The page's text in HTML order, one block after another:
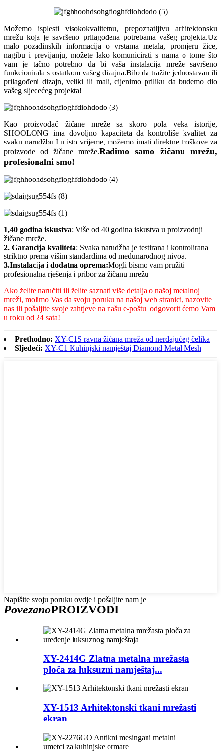
Možemo isplesti visokokvalitetnu, prepoznatljivu arhitektonsku
mrežu koja je savršeno prilagođena potrebama vašeg projekta.Uz
malo pozadinskih informacija o vrstama metala, promjeru žice,
nagibu i previjanju, možete lako komunicirati s nama o tome što
vam je tačno potrebno da bi vaša instalacija mreže savršeno
funkcionirala s ostatkom vašeg dizajna.Bilo da tražite jednostavan ili
prilagođeni dizajn, veliki ili mali, cijenimo priliku da budemo dio
vašeg sljedećeg projekta!
Kao proizvođač žičane mreže sa skoro pola veka istorije,
SHOOLONG ima dovoljno kapaciteta da kontroliše kvalitet za
svaku narudžbu.I u isto vrijeme, možemo imati direktne troškove za
proizvode od žičane mreže.Radimo samo žičanu mrežu,
profesionalni smo!
1,40 godina iskustva: Više od 40 godina iskustva u proizvodnji
žičane mreže.
2. Garancija kvaliteta: Svaka narudžba je testirana i kontrolirana
striktno prema višim standardima od međunarodnog nivoa.
3.Instalacija i dodatna oprema:Mogli bismo vam pružiti
profesionalna rješenja i pribor za žičanu mrežu
Ako želite naručiti ili želite saznati više detalja o našoj metalnoj
mreži, molimo Vas da svoju poruku na našoj web stranici, nazovite
nas ili pošaljite svoje zahtjeve na našu e-poštu, odgovorit ćemo Vam
u roku od 24 sata!
Prethodno: XY-C1S ravna žičana mreža od nerđajućeg čelika
Sljedeći: XY-C1 Kuhinjski namještaj Diamond Metal Mesh
Napišite svoju poruku ovdje i pošaljite nam je
PovezanoPROIZVODI
XY-2414G Zlatna metalna mrežasta
ploča za luksuzni namještaj...
XY-1513 Arhitektonski tkani mrežasti
ekran